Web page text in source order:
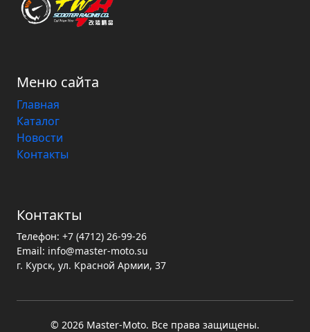
Меню сайта
Главная
Каталог
Новости
Контакты
Контакты
Телефон: +7 (4712) 26-99-26
Email: info@master-moto.su
г. Курск, ул. Красной Армии, 37
© 2026 Master‑Moto. Все права защищены.